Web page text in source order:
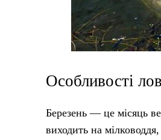
Особливості
Березень — це місяць
виходить на